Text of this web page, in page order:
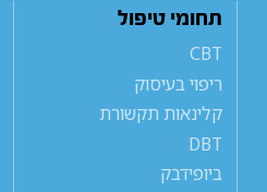
תחומי טיפול
CBT
ריפוי בעיסוק
קלינאות תקשורת
DBT
ביופידבק